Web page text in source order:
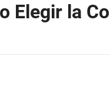
Elegir la